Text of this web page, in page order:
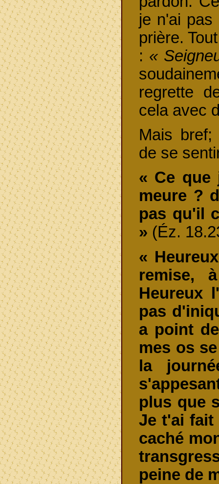
je n'ai pas
prière.
: «
regrette
cela avec
Mais
de se
« Ce que
meure ?
pas qu'il
» (Éz.
«
remise,
Heureux
pas
a point
mes os
la
plus que
Je t'ai fait
caché
peine de